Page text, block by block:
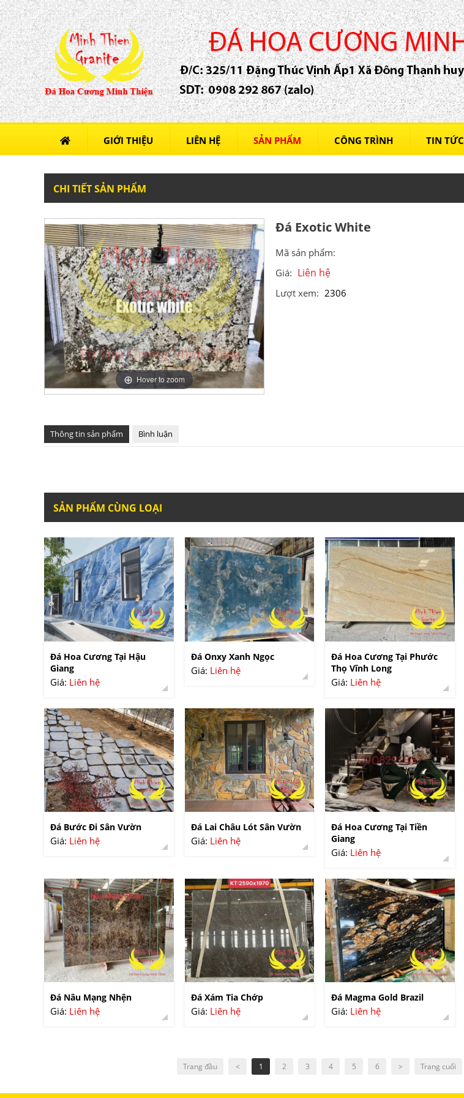
GIỚI THIỆU LIÊN HỆ SẢN PHẨM CÔNG TRÌNH TIN TỨC
CHI TIẾT SẢN PHẨM
Hover to zoom
Đá Exotic White
Mã sản phẩm:
Giá: Liên hệ
Lượt xem: 2306
Thông tin sản phẩm Bình luận
SẢN PHẨM CÙNG LOẠI
Đá Hoa Cương Tại Hậu
Giang
Giá: Liên hệ
Đá Onxy Xanh Ngọc
Giá: Liên hệ
Đá Hoa Cương Tại Phước
Thọ Vĩnh Long
Giá: Liên hệ
Đá Bước Đi Sân Vườn
Giá: Liên hệ
Đá Lai Châu Lót Sân Vườn
Giá: Liên hệ
Đá Hoa Cương Tại Tiền
Giang
Giá: Liên hệ
Đá Nâu Mạng Nhện
Giá: Liên hệ
Đá Xám Tia Chớp
Giá: Liên hệ
Đá Magma Gold Brazil
Giá: Liên hệ
Trang đầu < 1 2 3 4 5 6 > Trang cuối